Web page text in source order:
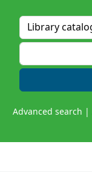
Advanced search